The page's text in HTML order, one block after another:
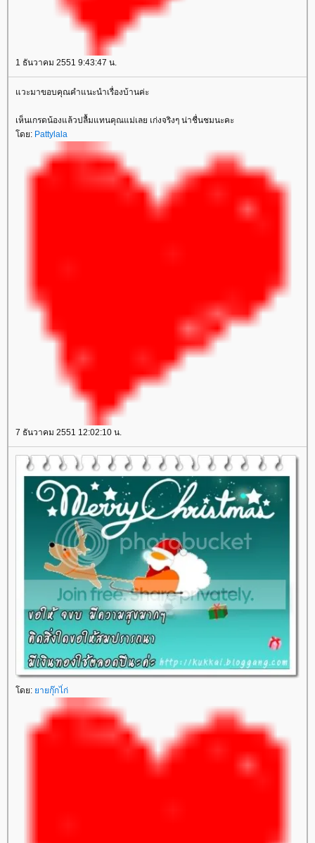
1 ธันวาคม 2551 9:43:47 น.
แวะมาขอบคุณคำแนะนำเรื่องบ้านค่ะ
เห็นเกรดน้องแล้วปลื้มแทนคุณแม่เลย เก่งจริงๆ น่าชื่นชมนะคะ
โดย: Pattylala
7 ธันวาคม 2551 12:02:10 น.
โดย: ยายกุ๊กไ่ก่